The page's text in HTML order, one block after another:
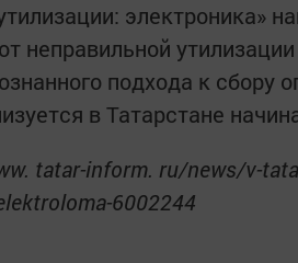
электроника»
неправильной
подхода к сбору
в Татарстане
tatar-inform. ru/news/v-
6002244